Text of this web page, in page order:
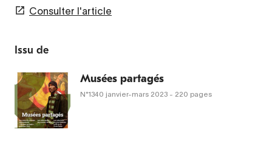
Consulter l'article
Issu de
Musées partagés
N°1340 janvier-mars 2023 - 220 pages